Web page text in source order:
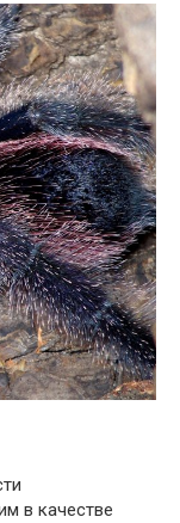
в качестве